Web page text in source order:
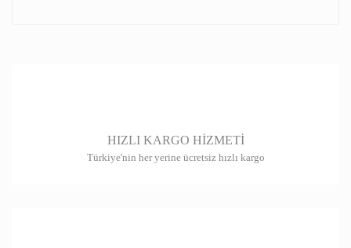
HIZLI KARGO HİZMETİ
Türkiye'nin her yerine ücretsiz hızlı kargo